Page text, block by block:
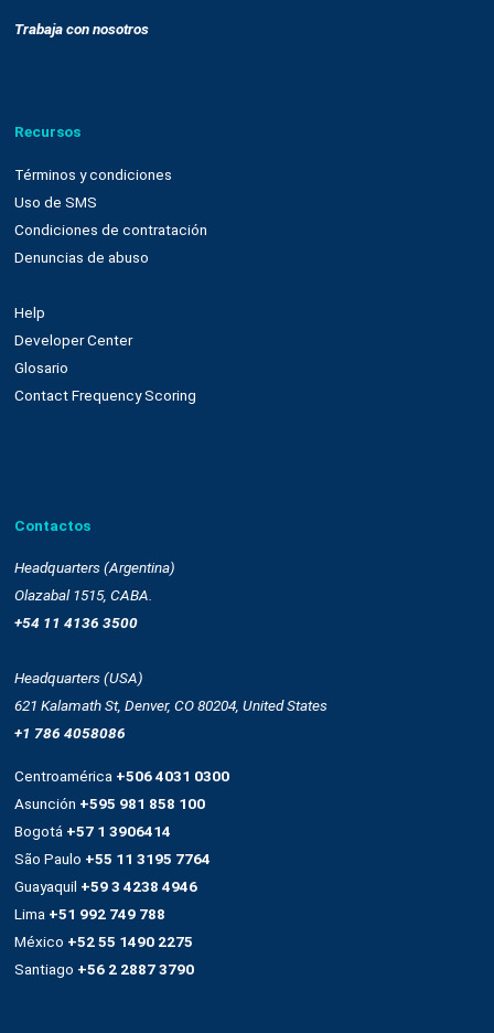
Integración con plataformas
Sms
Push notifications
Automatización
Drag and drop
OnSite
Empresa
Quienes somos
Cultura